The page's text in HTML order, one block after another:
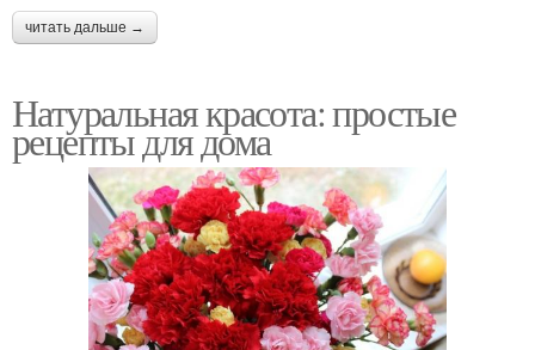
читать дальше →
Натуральная красота: простые
рецепты для дома